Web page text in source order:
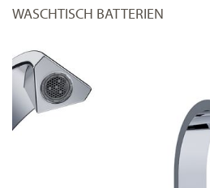
WASCHTISCH BATTERIEN